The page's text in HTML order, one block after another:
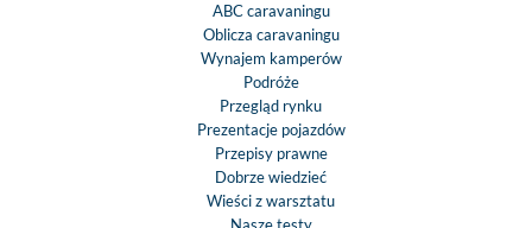
ABC caravaningu
Oblicza caravaningu
Wynajem kamperów
Podróże
Przegląd rynku
Prezentacje pojazdów
Przepisy prawne
Dobrze wiedzieć
Wieści z warsztatu